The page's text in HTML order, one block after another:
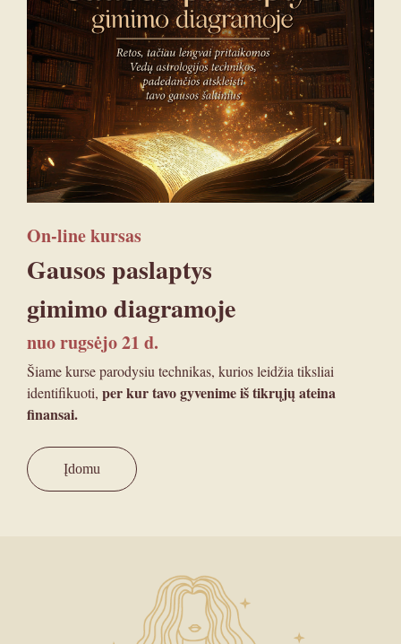
On-line kursas
Gausos paslaptys
gimimo diagramoje
nuo rugsėjo 21 d.
Šiame kurse parodysiu technikas, kurios leidžia tiksliai
identifikuoti, per kur tavo gyvenime iš tikrųjų ateina
finansai.
Įdomu